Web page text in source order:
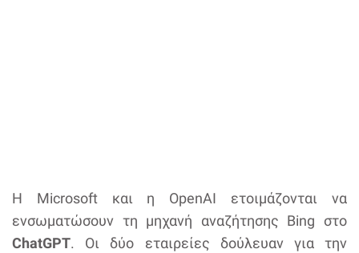
Η Microsoft και η OpenAI ετοιμάζονται να
ενσωματώσουν τη μηχανή αναζήτησης Bing στο
ChatGPT. Οι δύο εταιρείες δούλευαν για την